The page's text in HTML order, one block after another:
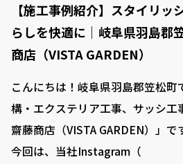
【施工事例紹介】スタイリッ
らしを快適に｜岐阜県羽島郡
商店（VISTA GARDEN）
こんにちは！岐阜県羽島郡笠松
構・エクステリア工事、サッシ工
齋藤商店（VISTA GARDEN）」で
今回は、当社Instagram（